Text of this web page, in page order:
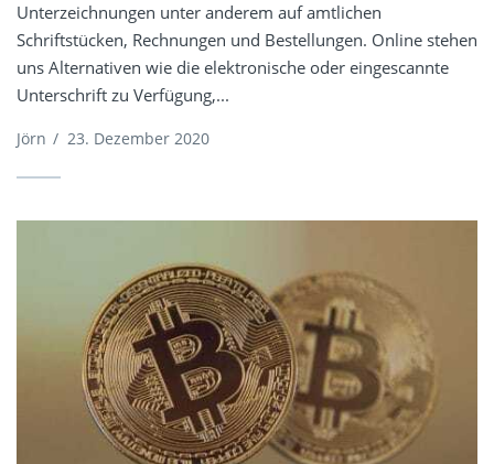
Unterzeichnungen unter anderem auf amtlichen
Schriftstücken, Rechnungen und Bestellungen. Online stehen
uns Alternativen wie die elektronische oder eingescannte
Unterschrift zu Verfügung,...
Jörn / 23. Dezember 2020